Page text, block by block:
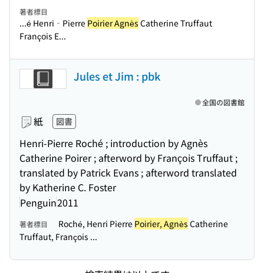
著者標目
...é Henri‐Pierre Poirier Agnès Catherine Truffaut
François E...
Jules et Jim : pbk
紙 図書
Henri-Pierre Roché ; introduction by Agnès
Catherine Poirer ; afterword by François Truffaut ;
translated by Patrick Evans ; afterword translated
by Katherine C. Foster
Penguin2011
全国の図書館
著者標目 Roché, Henri Pierre Poirier, Agnès Catherine
Truffaut, François ...